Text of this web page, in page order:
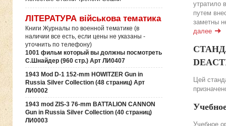
ЛІТЕРАТУРА військова тематика
Книги Журналы по военной тематике (в
наличии все есть, если цены не указаны -
уточнить по телефону)
1001 фильм который вы должны посмотреть
С.Шнайдер (960 стр.) Арт ЛИ0407
1943 Mod D-1 152-mm HOWITZER Gun in
Russia Silver Collection (48 страниц) Арт
ЛИ0002
1943 mod ZIS-3 76-mm BATTALION CANNON
Gun in Russia Silver Collection (40 страниц)
ЛИ0003
утратило
путем
заметны
далее
Цей
Учебное